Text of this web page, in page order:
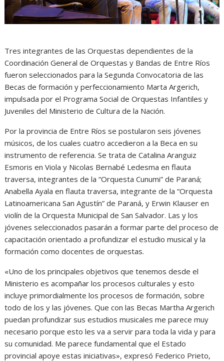
Tres integrantes de las Orquestas dependientes de la
Coordinación General de Orquestas y Bandas de Entre Ríos
fueron seleccionados para la Segunda Convocatoria de las
Becas de formación y perfeccionamiento Marta Argerich,
impulsada por el Programa Social de Orquestas Infantiles y
Juveniles del Ministerio de Cultura de la Nación.
Por la provincia de Entre Ríos se postularon seis jóvenes
músicos, de los cuales cuatro accedieron a la Beca en su
instrumento de referencia. Se trata de Catalina Aranguiz
Esmoris en Viola y Nicolas Bernabé Ledesma en flauta
traversa, integrantes de la “Orquesta Cunumi” de Paraná;
Anabella Ayala en flauta traversa, integrante de la “Orquesta
Latinoamericana San Agustín” de Paraná, y Erwin Klauser en
violín de la Orquesta Municipal de San Salvador. Las y los
jóvenes seleccionados pasarán a formar parte del proceso de
capacitación orientado a profundizar el estudio musical y la
formación como docentes de orquestas.
«Uno de los principales objetivos que tenemos desde el
Ministerio es acompañar los procesos culturales y esto
incluye primordialmente los procesos de formación, sobre
todo de los y las jóvenes. Que con las Becas Martha Argerich
puedan profundizar sus estudios musicales me parece muy
necesario porque esto les va a servir para toda la vida y para
su comunidad. Me parece fundamental que el Estado
provincial apoye estas iniciativas», expresó Federico Prieto,